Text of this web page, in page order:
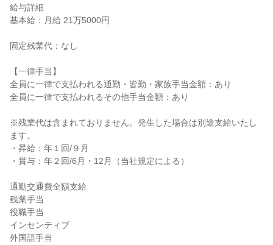
給与詳細
基本給：月給 21万5000円
固定残業代：なし
【一律手当】
全員に一律で支払われる通勤・皆勤・家族手当金額：あり
全員に一律で支払われるその他手当金額：あり
※残業代は含まれておりません。発生した場合は別途支給いたし
ます。
・昇給：年１回/９月
・賞与：年２回/6月・12月（当社規定による）
通勤交通費全額支給
残業手当
役職手当
インセンティブ
外国語手当